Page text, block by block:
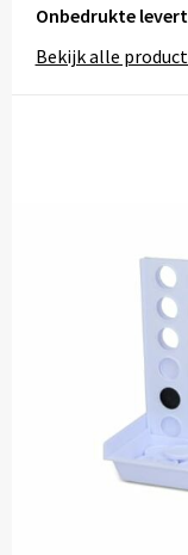
Stickers
Onbedrukte
Bekijk alle